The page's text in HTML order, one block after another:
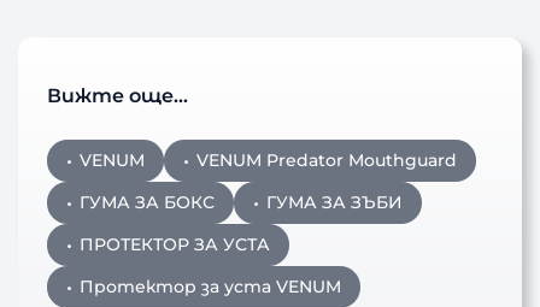
Вижте още…
VENUM
VENUM Predator Mouthguard
ГУМА ЗА БОКС
ГУМА ЗА ЗЪБИ
ПРОТЕКТОР ЗА УСТА
Протектор за уста VENUM